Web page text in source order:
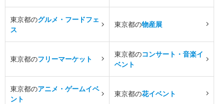
東京都のグルメ・フードフェ
ス
東京都の物産展
東京都のフリーマーケット
東京都のコンサート・音楽イ
ベント
東京都のアニメ・ゲームイベ
ント
東京都の花イベント